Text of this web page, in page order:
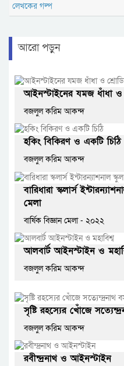
আরো পড়ুন
আইনস্টাইনের যমজ ধাঁধা ও
বজলুল করিম আকন্দ
হকিং বিকিরণ ও একটি চিঠি
বজলুল করিম আকন্দ
বারিধারা স্কলার্স
মেলা
বার্ষিক বিজ্ঞান মেলা - ২০২২
আলবার্ট আইনস্টাইন ও
বজলুল করিম আকন্দ
সৃষ্টি রহস্যের খোঁজে
বজলুল করিম আকন্দ
রবীন্দ্রনাথ ও আইনস্টাইন